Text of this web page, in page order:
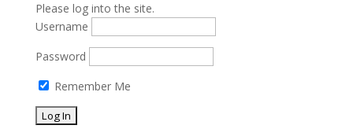
Please log into the site.
Username
Password
Remember Me